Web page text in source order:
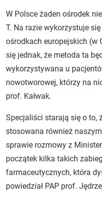
W Polsce żaden ośrodek
T. Na razie wykorzystuje
ośrodkach europejskich (w
się jednak, że metoda ta
wykorzystywana u
nowotworowej, którzy na
prof. Kałwak.
Specjaliści starają się o to,
stosowana również
sprawie rozmowy z
początek kilka takich
farmaceutycznych, która
powiedział PAP prof.